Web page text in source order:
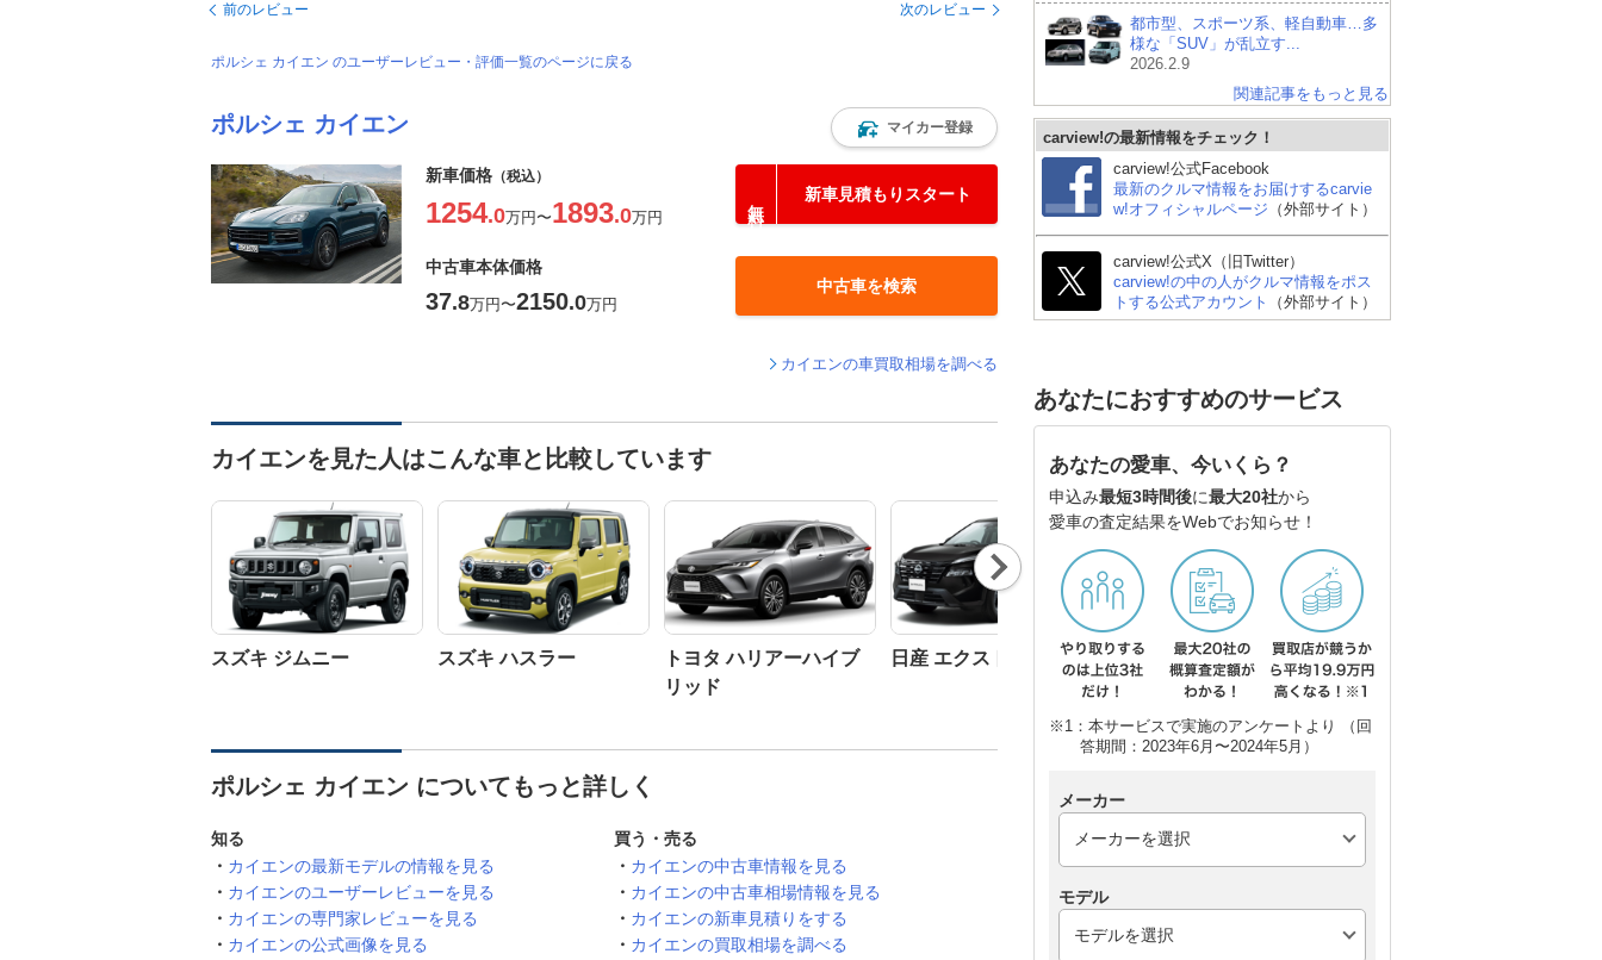
前のレビュー 次のレビュー
ポルシェ カイエン のユーザーレビュー・評価一覧のページに戻る
ポルシェ カイエン マイカー登録
新車価格 （税込）
1254.0万円〜1893.0万円
新車見積もりスタート
中古車本体価格
37.8万円〜2150.0万円
中古車を検索
カイエンの車買取相場を調べる
カイエンを見た人はこんな車と比較しています
スズキ ジムニー スズキ ハスラー
トヨタ ハリアーハイブ
リッド
日産 エクストレイル
トヨタ ランドクルーザ
ー300
スバル フォレスター
Nex
t
ポルシェ カイエン についてもっと詳しく
知る
カイエンの最新モデルの情報を見る
カイエンのユーザーレビューを見る
カイエンの専門家レビューを見る
カイエンの公式画像を見る
買う・売る
カイエンの中古車情報を見る
カイエンの中古車相場情報を見る
カイエンの新車見積りをする
カイエンの買取相場を調べる
都市型、スポーツ系、軽自動車…多
様な「SUV」が乱立す...
2026.2.9
関連記事をもっと見る
carview!の最新情報をチェック！
carview!公式Facebook
最新のクルマ情報をお届けするcarvie
w!オフィシャルページ （外部サイト）
carview!公式X（旧Twitter）
carview!の中の人がクルマ情報をポス
トする公式アカウント
（外部サイト）
あなたにおすすめのサービス
あなたの愛車、今いくら？
申込み最短3時間後に最大20社から
愛車の査定結果をWebでお知らせ！
※1：本サービスで実施のアンケートより （回
答期間：2023年6月〜2024年5月）
メーカー
モデル